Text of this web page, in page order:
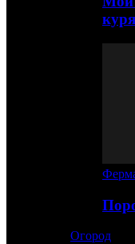
Огород